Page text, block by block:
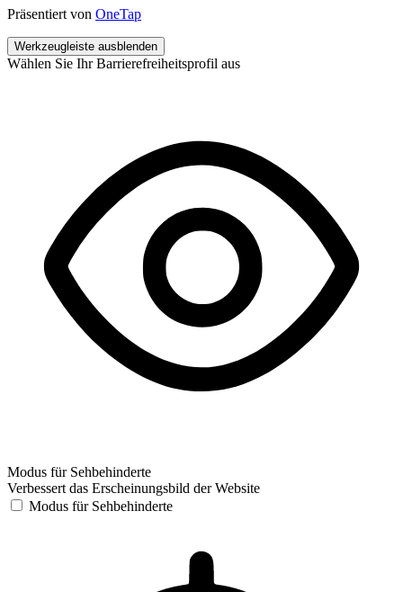
Präsentiert von OneTap
Werkzeugleiste ausblenden
Wählen Sie Ihr Barrierefreiheitsprofil aus
Modus für Sehbehinderte
Verbessert das Erscheinungsbild der Website
Modus für Sehbehinderte